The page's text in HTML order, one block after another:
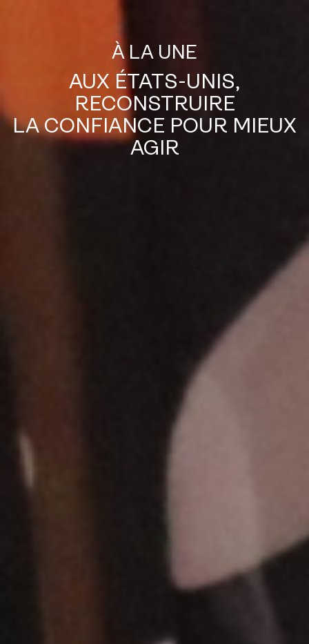
À LA UNE
AUX ÉTATS-UNIS,
RECONSTRUIRE
LA CONFIANCE POUR MIEUX
AGIR